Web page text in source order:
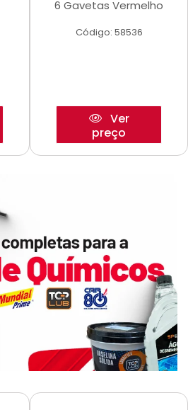
6 Gavetas Vermelho
Código: 58536
Ver
preço